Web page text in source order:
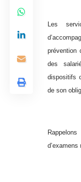
Les
prévention
des
dispositifs
de son
d’examens